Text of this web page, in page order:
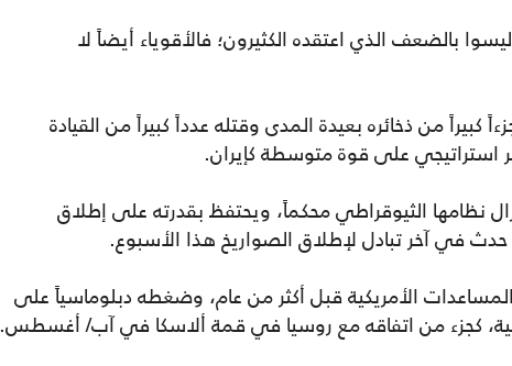
بالضعف الذي اعتقده الكثيرون؛ فالأقوياء أيضاً لا
من ذخائره بعيدة المدى وقتله عدداً كبيراً من القيادة
استراتيجي على قوة متوسطة كإيران.
نظامها الثيوقراطي محكماً، ويحتفظ بقدرته على إطلاق
حدث في آخر تبادل لإطلاق الصواريخ هذا الأسبوع.
الأمريكية قبل أكثر من عام، وضغطه دبلوماسياً على
كجزء من اتفاقه مع روسيا في قمة ألاسكا في آب/ أغسطس.